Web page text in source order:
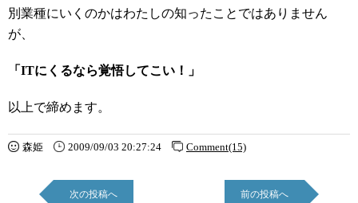
別業種にいくのかはわたしの知ったことではありません
が、
「ITにくるなら覚悟してこい！」
以上で締めます。
森姫 2009/09/03 20:27:24 Comment(15)
次の投稿へ 前の投稿へ